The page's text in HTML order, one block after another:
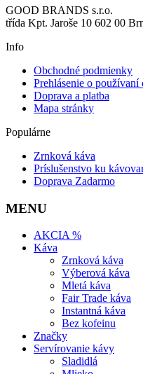
GOOD BRANDS s.r.o.
třída Kpt. Jaroše 10 602 00
Info
Obchodné podmienky
Prehlásenie o používaní
Doprava a platba
Mapa stránky
Populárne
Zrnková káva
Príslušenstvo ku
Doprava Zadarmo
MENU
AKCIA %
Káva
Zrnková káva
Výberová káva
Mletá káva
Fair Trade káva
Instantná káva
Bez kofeinu
Značky
Servírovanie kávy
Sladidlá